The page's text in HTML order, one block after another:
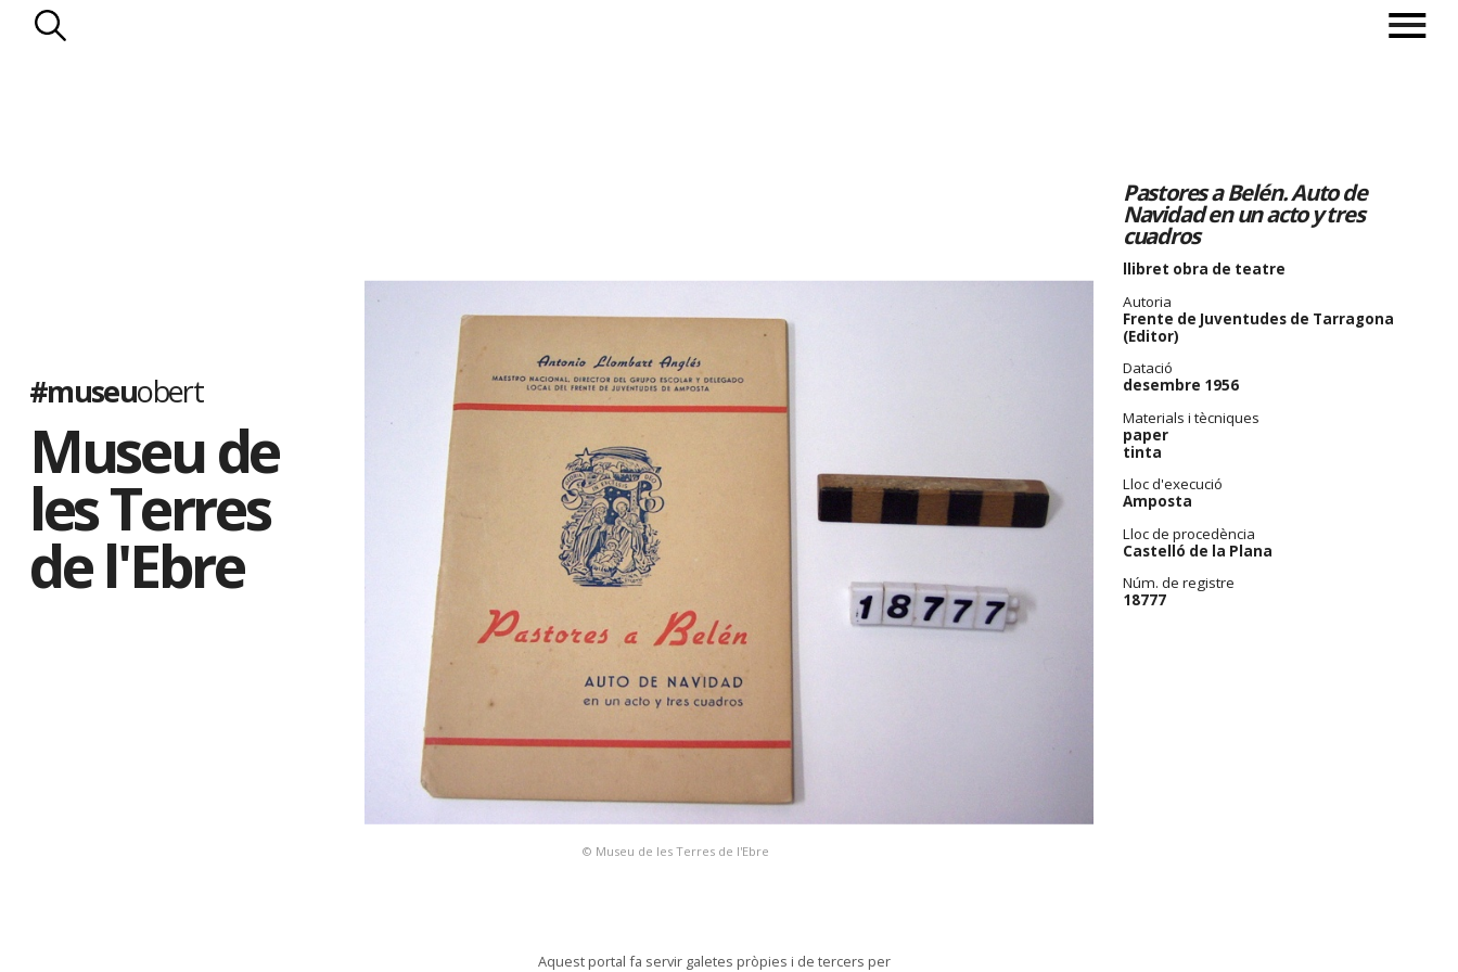
#museuobert
Museu de
les Terres
de l'Ebre
© Museu de les Terres de l'Ebre
Pastores a Belén. Auto de
Navidad en un acto y tres
cuadros
llibret obra de teatre
Autoria
Frente de Juventudes de Tarragona
(Editor)
Datació
desembre 1956
Materials i tècniques
paper
tinta
Lloc d'execució
Amposta
Lloc de procedència
Castelló de la Plana
Núm. de registre
18777
Aquest portal fa servir galetes pròpies i de tercers per